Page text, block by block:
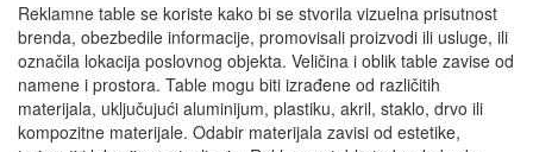
Reklamne table se koriste kako bi se stvorila vizuelna prisutnost
brenda, obezbedile informacije, promovisali proizvodi ili usluge, ili
označila lokacija poslovnog objekta. Veličina i oblik table zavise od
namene i prostora. Table mogu biti izrađene od različitih
materijala, uključujući aluminijum, plastiku, akril, staklo, drvo ili
kompozitne materijale. Odabir materijala zavisi od estetike,